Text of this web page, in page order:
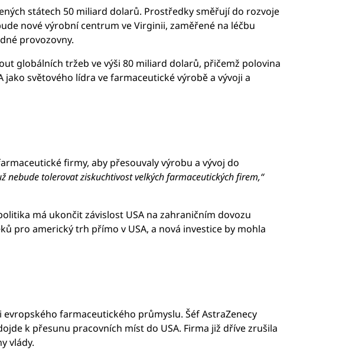
státech 50 miliard dolarů. Prostředky směřují do rozvoje
nové výrobní centrum ve Virginii, zaměřené na léčbu
provozovny.
globálních tržeb ve výši 80 miliard dolarů, přičemž polovina
světového lídra ve farmaceutické výrobě a vývoji a
firmy, aby přesouvaly výrobu a vývoj do
nebude tolerovat ziskuchtivost velkých farmaceutických firem,“
má ukončit závislost USA na zahraničním dovozu
pro americký trh přímo v USA, a nová investice by mohla
farmaceutického průmyslu. Šéf AstraZenecy
k přesunu pracovních míst do USA. Firma již dříve zrušila
vlády.